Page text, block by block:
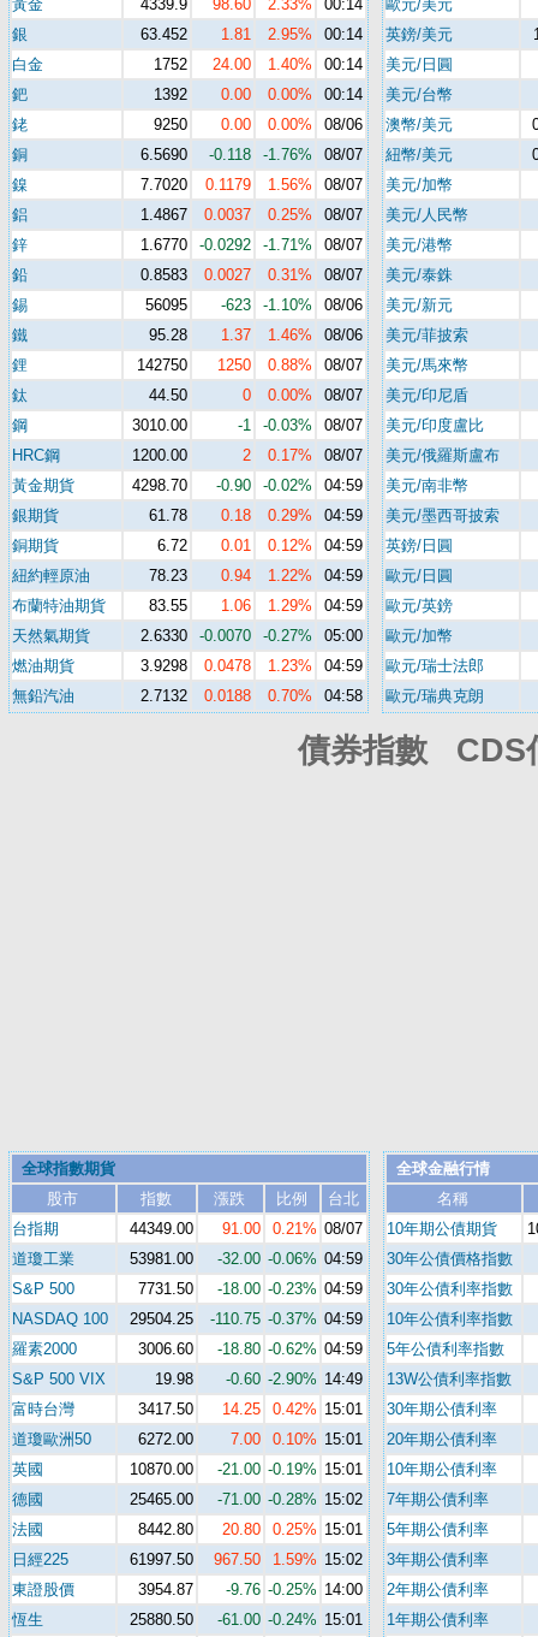
黃金 4339.9 98.60 2.33%
00:14
銀
63.452 1.81 2.95%
00:14
白金
1752 24.00 1.40%
00:14
鈀
1392 0.00 0.00%
00:14
銠
9250 0.00 0.00%
08/06
銅
6.5690 -0.118 -1.76%
08/07
鎳
7.7020 0.1179 1.56%
08/07
鋁
1.4867 0.0037 0.25%
08/07
鋅
1.6770 -0.0292 -1.71%
08/07
鉛
0.8583 0.0027 0.31%
08/07
錫
56095 -623 -1.10%
08/06
鐵
95.28 1.37 1.46%
08/06
鋰
142750 1250 0.88%
08/07
鈦
44.50 0 0.00%
08/07
鋼
3010.00 -1 -0.03%
08/07
HRC鋼
1200.00 2 0.17%
08/07
黃金期貨
4298.70 -0.90 -0.02%
04:59
銀期貨
61.78 0.18 0.29%
04:59
銅期貨
6.72 0.01 0.12%
04:59
紐約輕原油
78.23 0.94 1.22%
04:59
布蘭特油期貨
83.55 1.06 1.29%
04:59
天然氣期貨
2.6330 -0.0070 -0.27%
05:00
燃油期貨
3.9298 0.0478 1.23%
04:59
無鉛汽油
2.7132 0.0188 0.70% 04:58
歐元/美元
英鎊/美元
美元/日圓
美元/台幣
澳幣/美元
紐幣/美元
美元/加幣
美元/人民幣
美元/港幣
美元/泰銖
美元/新元
美元/菲披索
美元/馬來幣
美元/印尼盾
美元/印度盧比
美元/俄羅斯盧布
美元/南非幣
美元/墨西哥披索
英鎊/日圓
歐元/日圓
歐元/英鎊
歐元/加幣
歐元/瑞士法郎
歐元/瑞典克朗
債券指數 CDS
全球指數期貨
股市
指數 漲跌 比例
台北
台指期
44349.00 91.00 0.21% 08/07
道瓊工業
53981.00 -32.00 -0.06% 04:59
S&P 500
7731.50 -18.00 -0.23% 04:59
NASDAQ 100
29504.25 -110.75 -0.37% 04:59
羅素2000
3006.60 -18.80 -0.62% 04:59
S&P 500 VIX
19.98 -0.60 -2.90% 14:49
富時台灣
3417.50 14.25 0.42% 15:01
道瓊歐洲50
6272.00 7.00 0.10% 15:01
英國
10870.00 -21.00 -0.19% 15:01
德國
25465.00 -71.00 -0.28% 15:02
法國
8442.80 20.80 0.25% 15:01
日經225
61997.50 967.50 1.59% 15:02
東證股價
3954.87 -9.76 -0.25% 14:00
恆生
25880.50 -61.00 -0.24% 15:01
全球金融行情
名稱
10年期公債期貨
30年公債價格指數
30年公債利率指數
10年公債利率指數
5年公債利率指數
13W公債利率指數
30年期公債利率
20年期公債利率
10年期公債利率
7年期公債利率
5年期公債利率
3年期公債利率
2年期公債利率
1年期公債利率